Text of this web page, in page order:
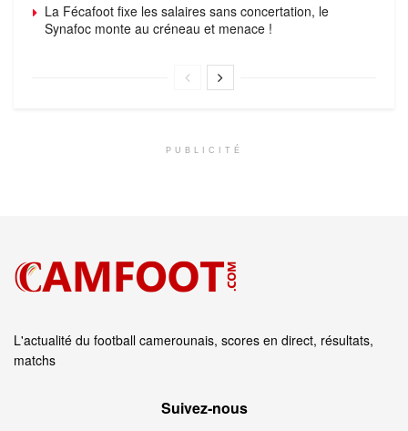
La Fécafoot fixe les salaires sans concertation, le
Synafoc monte au créneau et menace !
PUBLICITÉ
L'actualité du football camerounais, scores en direct, résultats,
matchs
Suivez‑nous